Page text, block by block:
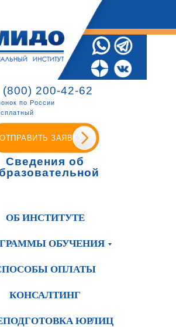
(800) 200-42-62
по России
ОТПРАВИТЬ ЗАЯВКУ
Сведения об
ОБ ИНСТИТУТЕ
ОБУЧЕНИЯ
ОПЛАТЫ
КОНСАЛТИНГ
ЮРЛИЦ